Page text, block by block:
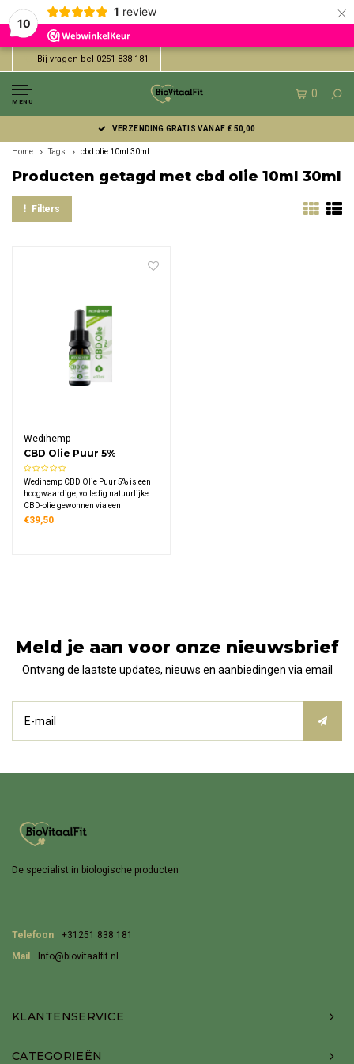
10
1 review ×
Bij vragen bel 0251 838 181
MENU
0
VERZENDING GRATIS VANAF € 50,00
Home Tags cbd olie 10ml 30ml
Producten getagd met cbd olie 10ml 30ml
Filters
Wedihemp
CBD Olie Puur 5%
Wedihemp CBD Olie Puur 5% is een
hoogwaardige, volledig natuurlijke
CBD-olie gewonnen via een
superkritisch CO2-proces,
€39,50
Meld je aan voor onze nieuwsbrief
Ontvang de laatste updates, nieuws en aanbiedingen via email
De specialist in biologische producten
Telefoon
+31251 838 181
Mail
Info@biovitaalfit.nl
KLANTENSERVICE
CATEGORIEËN